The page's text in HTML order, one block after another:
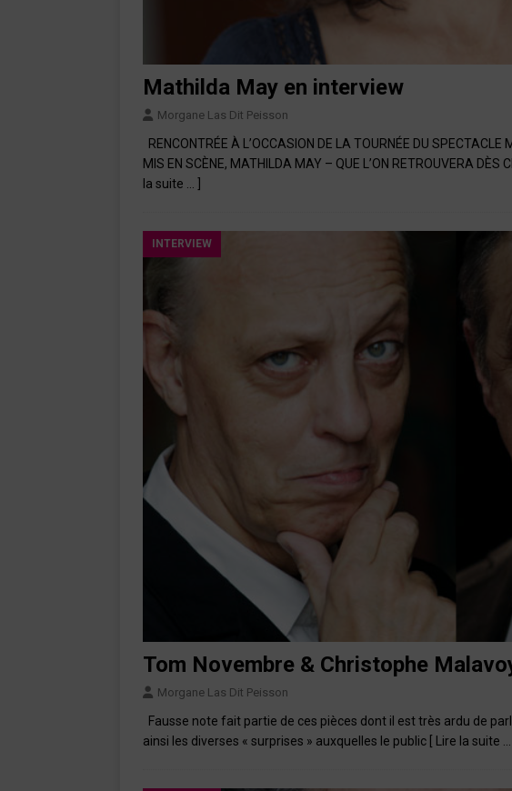
Mathilda May en interview
Morgane Las Dit Peisson
RENCONTRÉE À L’OCCASION DE LA TOURNÉE DU SPECTACLE
MIS EN SCÈNE, MATHILDA MAY – QUE L’ON RETROUVERA DÈS
la suite … ]
INTERVIEW
Tom Novembre & Christophe
Morgane Las Dit Peisson
Fausse note fait partie de ces pièces dont il est très ardu de
ainsi les diverses « surprises » auxquelles le public [ Lire la suite …